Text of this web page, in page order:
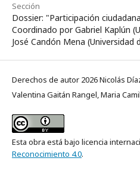
Sección
Dossier: "Participación
Coordinado por Gabriel Kaplún
José Candón Mena (Universidad
Derechos de autor 2026 Nicolás
Valentina Gaitán Rangel, Maria
Esta obra está bajo licencia
Reconocimiento 4.0.